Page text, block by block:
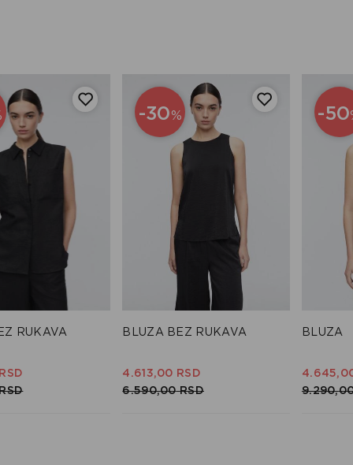
RUKAVA
RSD
-30%
BLUZA BEZ RUKAVA
4.613,00 RSD
6.590,00 RSD
-50
BLUZA
4.645,
9.290,